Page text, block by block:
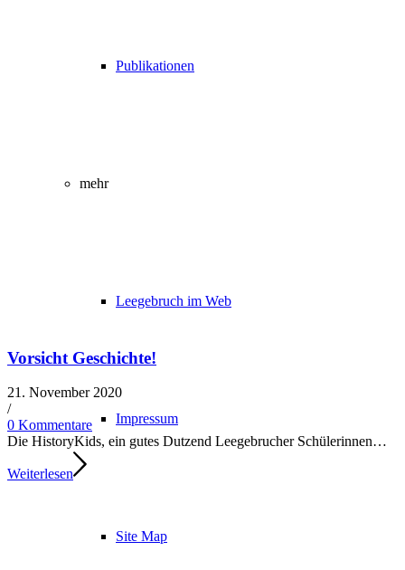
Publikationen
mehr
Leegebruch im Web
Impressum
Site Map
Vorsicht Geschichte!
21. November 2020
/​
0 Kommentare
Die HistoryKids, ein gutes Dutzend Leegebrucher Schülerinnen…
Weiterlesen